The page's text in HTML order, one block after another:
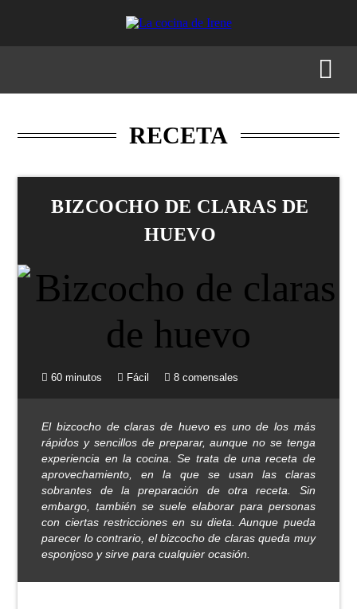
RECETA
BIZCOCHO DE CLARAS DE
HUEVO
60 minutos Fácil 8 comensales
El bizcocho de claras de huevo es uno de los más
rápidos y sencillos de preparar, aunque no se tenga
experiencia en la cocina. Se trata de una receta de
aprovechamiento, en la que se usan las claras
sobrantes de la preparación de otra receta. Sin
embargo, también se suele elaborar para personas
con ciertas restricciones en su dieta. Aunque pueda
parecer lo contrario, el bizcocho de claras queda muy
esponjoso y sirve para cualquier ocasión.